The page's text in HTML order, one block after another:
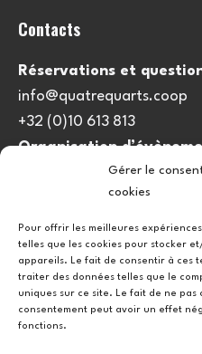
Gérer le
cookies
Pour offrir les meilleures
telles que les cookies pour stocker
appareils. Le fait de consentir à ces
traiter des données telles que le
uniques sur ce site. Le fait de ne
consentement peut avoir un effet
fonctions.
Contacts
Réservations et
info@quatrequarts.coop
+32 (0)10 613 813
Organisation
Politique de cookies (UE)